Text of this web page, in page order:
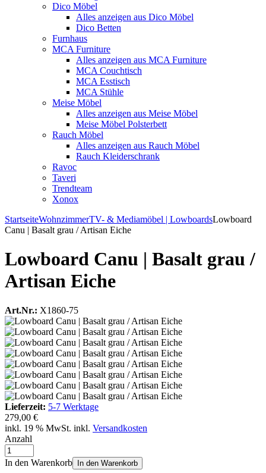
Dico Möbel
Alles anzeigen aus Dico Möbel
Dico Betten
Furnhaus
MCA Furniture
Alles anzeigen aus MCA Furniture
MCA Couchtisch
MCA Esstisch
MCA Stühle
Meise Möbel
Alles anzeigen aus Meise Möbel
Meise Möbel Polsterbett
Rauch Möbel
Alles anzeigen aus Rauch Möbel
Rauch Kleiderschrank
Ravoc
Taveri
Trendteam
Xonox
StartseiteWohnzimmerTV- & Mediamöbel | LowboardsLowboard
Canu | Basalt grau / Artisan Eiche
Lowboard Canu | Basalt grau /
Artisan Eiche
Art.Nr.: X1860-75
Lieferzeit: 5-7 Werktage
279,00 €
inkl. 19 % MwSt. inkl. Versandkosten
Anzahl
In den Warenkorb In den Warenkorb